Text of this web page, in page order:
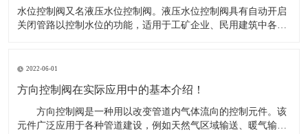
​水位控制阀又名液压水位控制阀。液压水位控制阀具有自动开启
关闭管路以控制水位的功能，适用于工矿企业、民用建筑中各种
阀内活塞托起，密封面打开，阀门即开启供水，当水位上升到控
2022-06-01
方向控制阀在实际应用中的基本介绍！
​ 方向控制阀是一种用以改变管道内气体流向的控制元件。该
元件广泛应用于各种管道建设，例如天然气区域输送、暖气输